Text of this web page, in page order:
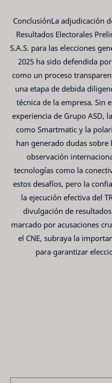
ConclusiónLa adjudicación
Resultados Electorales
S.A.S. para las elecciones
2025 ha sido defendida
como un proceso
una etapa de debida
técnica de la empresa. Sin
experiencia de Grupo ASD,
como Smartmatic y la
han generado dudas
observación
tecnologías como la
estos desafíos, pero la
la ejecución efectiva del
divulgación de
marcado por acusaciones
el CNE, subraya la
para garantizar